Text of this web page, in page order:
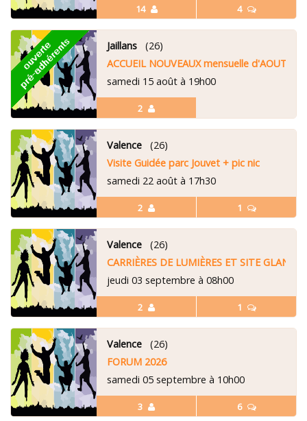
14 4
2
Jaillans(26)
ACCUEIL NOUVEAUX mensuelle d'AOUT
samedi 15 août à 19h00
2 1
Valence(26)
Visite Guidée parc Jouvet + pic nic
samedi 22 août à 17h30
2 1
Valence(26)
CARRIÈRES DE LUMIÈRES ET SITE GLANUM
jeudi 03 septembre à 08h00
3 6
Valence(26)
FORUM 2026
samedi 05 septembre à 10h00